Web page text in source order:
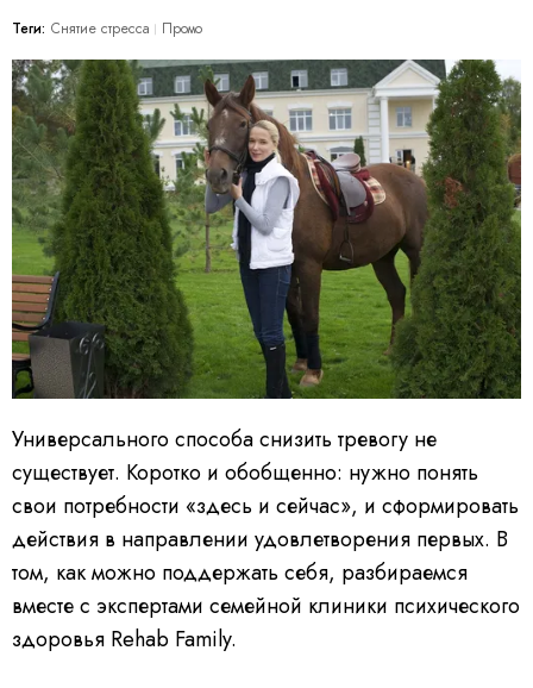
Теги: Снятие стресса Промо
Универсального способа снизить тревогу не
существует. Коротко и обобщенно: нужно понять
свои потребности «здесь и сейчас», и сформировать
действия в направлении удовлетворения первых. В
том, как можно поддержать себя, разбираемся
вместе с экспертами семейной клиники психического
здоровья Rehab Family.